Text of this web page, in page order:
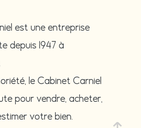
est une entreprise
depuis 1947 à
le Cabinet Carniel
pour vendre, acheter,
votre bien.